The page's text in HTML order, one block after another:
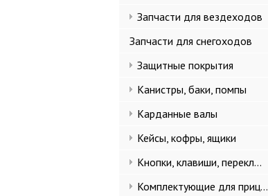
Запчасти для вездеходов
Запчасти для снегоходов
Защитные покрытия
Канистры, баки, помпы
Карданные валы
Кейсы, кофры, ящики
Кнопки, клавиши, переключатели
Комплектующие для прицепов